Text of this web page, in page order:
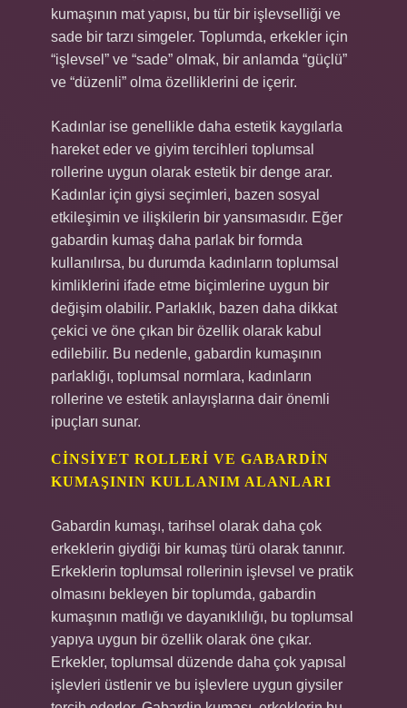
kumaşının mat yapısı, bu tür bir işlevselliği ve
sade bir tarzı simgeler. Toplumda, erkekler için
“işlevsel” ve “sade” olmak, bir anlamda “güçlü”
ve “düzenli” olma özelliklerini de içerir.
Kadınlar ise genellikle daha estetik kaygılarla
hareket eder ve giyim tercihleri toplumsal
rollerine uygun olarak estetik bir denge arar.
Kadınlar için giysi seçimleri, bazen sosyal
etkileşimin ve ilişkilerin bir yansımasıdır. Eğer
gabardin kumaş daha parlak bir formda
kullanılırsa, bu durumda kadınların toplumsal
kimliklerini ifade etme biçimlerine uygun bir
değişim olabilir. Parlaklık, bazen daha dikkat
çekici ve öne çıkan bir özellik olarak kabul
edilebilir. Bu nedenle, gabardin kumaşının
parlaklığı, toplumsal normlara, kadınların
rollerine ve estetik anlayışlarına dair önemli
ipuçları sunar.
CINSIYET ROLLERI VE GABARDIN
KUMAŞININ KULLANIM ALANLARI
Gabardin kumaşı, tarihsel olarak daha çok
erkeklerin giydiği bir kumaş türü olarak tanınır.
Erkeklerin toplumsal rollerinin işlevsel ve pratik
olmasını bekleyen bir toplumda, gabardin
kumaşının matlığı ve dayanıklılığı, bu toplumsal
yapıya uygun bir özellik olarak öne çıkar.
Erkekler, toplumsal düzende daha çok yapısal
işlevleri üstlenir ve bu işlevlere uygun giysiler